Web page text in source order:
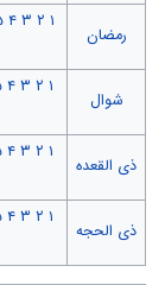
رمضان
۱ ۲ ۳ ۴
شوال
۱ ۲ ۳ ۴
ذی القعده
۱ ۲ ۳ ۴
ذی الحجه
۱ ۲ ۳ ۴